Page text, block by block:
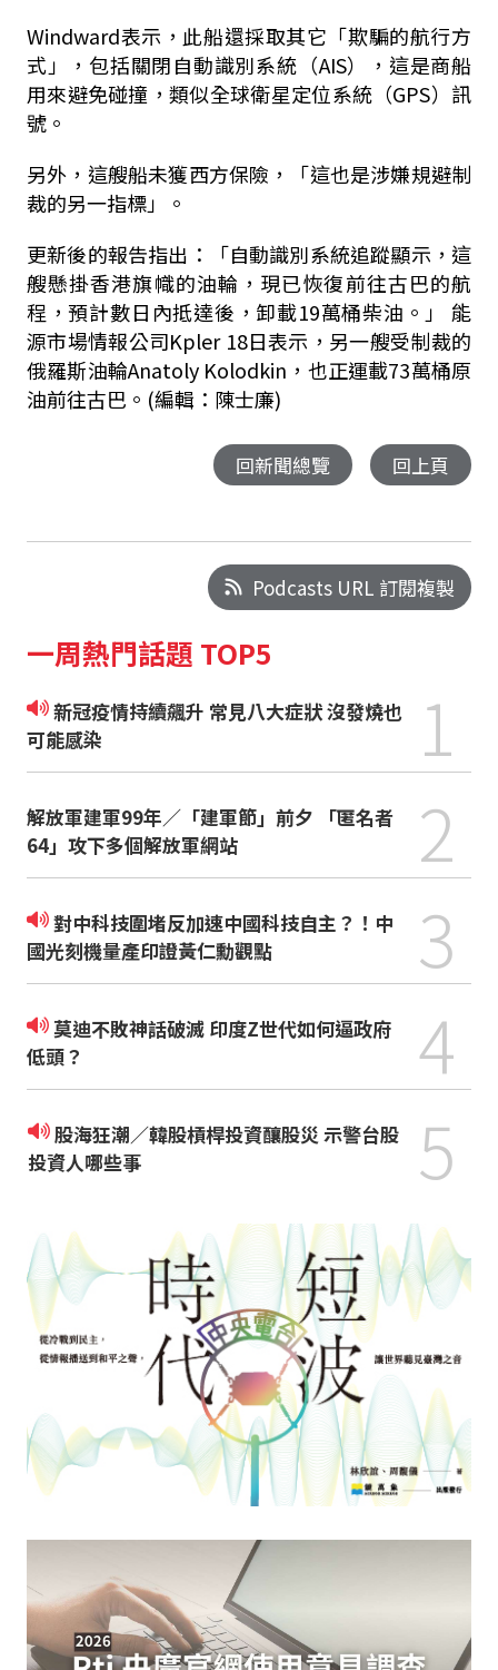
Windward表示，此船還採取其它「欺騙的航行方
式」，包括關閉自動識別系統（AIS），這是商船
用來避免碰撞，類似全球衛星定位系統（GPS）訊
號。
另外，這艘船未獲西方保險，「這也是涉嫌規避制
裁的另一指標」。
更新後的報告指出：「自動識別系統追蹤顯示，這
艘懸掛香港旗幟的油輪，現已恢復前往古巴的航
程，預計數日內抵達後，卸載19萬桶柴油。」 能
源市場情報公司Kpler 18日表示，另一艘受制裁的
俄羅斯油輪Anatoly Kolodkin，也正運載73萬桶原
油前往古巴。(編輯：陳士廉)
回新聞總覽 回上頁
Podcasts URL 訂閱複製
一周熱門話題 TOP5
新冠疫情持續飆升 常見八大症狀 沒發燒也
可能感染
1
解放軍建軍99年／「建軍節」前夕 「匿名者
64」攻下多個解放軍網站
2
對中科技圍堵反加速中國科技自主？！中
國光刻機量產印證黃仁勳觀點
3
莫迪不敗神話破滅 印度Z世代如何逼政府
低頭？
4
股海狂潮／韓股槓桿投資釀股災 示警台股
投資人哪些事
5